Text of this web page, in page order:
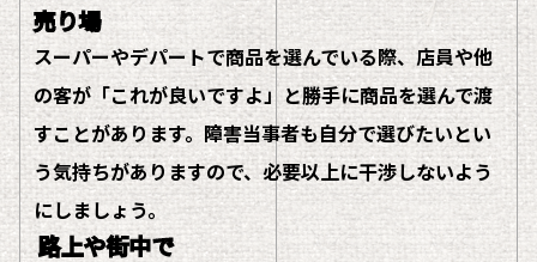
売り場
スーパーやデパートで商品を選んでいる際、店員や他
の客が「これが良いですよ」と勝手に商品を選んで渡
すことがあります。障害当事者も自分で選びたいとい
う気持ちがありますので、必要以上に干渉しないよう
にしましょう。
路上や街中で